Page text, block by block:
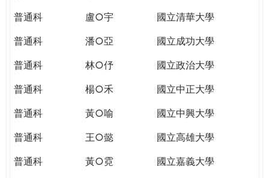
格。r
e
普通科
盧○宇
國立清華大學
普通科
潘○亞
國立成功大學
普通科
林○伃
國立政治大學
普通科
楊○禾
國立中正大學
普通科
黃○喻
國立中興大學
普通科
王○懿
國立高雄大學
普通科
黃○霓
國立嘉義大學